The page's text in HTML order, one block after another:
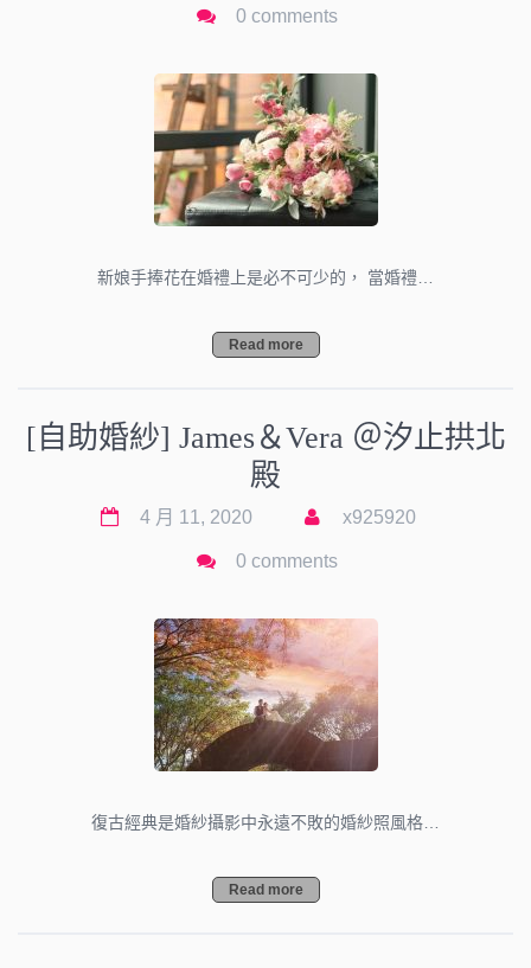
0 comments
新娘手捧花在婚禮上是必不可少的， 當婚禮…
Read more
[自助婚紗] James＆Vera ＠汐止拱北
殿
4 月 11, 2020 x925920
0 comments
復古經典是婚紗攝影中永遠不敗的婚紗照風格…
Read more